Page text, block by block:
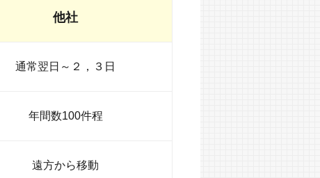
他社
通常翌日～２，３日
年間数100件程
遠方から移動